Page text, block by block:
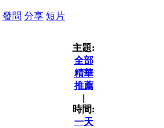
發問 分享 短片
主題:
全部
精華
推薦
|
時間:
一天